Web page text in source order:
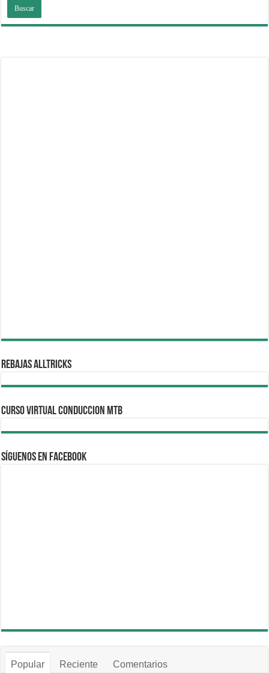
REBAJAS ALLTRICKS
CURSO VIRTUAL CONDUCCION MTB
Síguenos en Facebook
Popular Reciente Comentarios